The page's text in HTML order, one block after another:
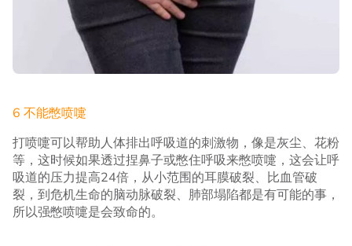
6 不能憋喷嚏
打喷嚏可以帮助人体排出呼吸道的刺激物，像是灰尘、花粉
等，这时候如果透过捏鼻子或憋住呼吸来憋喷嚏，这会让呼
吸道的压力提高24倍，从小范围的耳膜破裂、比血管破
裂，到危机生命的脑动脉破裂、肺部塌陷都是有可能的事，
所以强憋喷嚏是会致命的。